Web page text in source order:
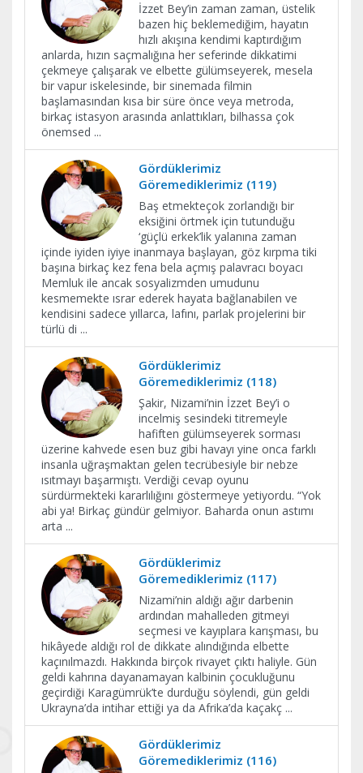
İzzet Bey’in zaman zaman, üstelik
bazen hiç beklemediğim, hayatın
hızlı akışına kendimi kaptırdığım
anlarda, hızın saçmalığına her seferinde dikkatimi
çekmeye çalışarak ve elbette gülümseyerek, mesela
bir vapur iskelesinde, bir sinemada filmin
başlamasından kısa bir süre önce veya metroda,
birkaç istasyon arasında anlattıkları, bilhassa çok
önemsed ...
Gördüklerimiz
Göremediklerimiz (119)
Baş etmekteçok zorlandığı bir
eksiğini örtmek için tutunduğu
‘güçlü erkek’lik yalanına zaman
içinde iyiden iyiye inanmaya başlayan, göz kırpma tiki
başına birkaç kez fena bela açmış palavracı boyacı
Memluk ile ancak sosyalizmden umudunu
kesmemekte ısrar ederek hayata bağlanabilen ve
kendisini sadece yıllarca, lafını, parlak projelerini bir
türlü di ...
Gördüklerimiz
Göremediklerimiz (118)
Şakir, Nizami’nin İzzet Bey’i o
incelmiş sesindeki titremeyle
hafiften gülümseyerek sorması
üzerine kahvede esen buz gibi havayı yine onca farklı
insanla uğraşmaktan gelen tecrübesiyle bir nebze
ısıtmayı başarmıştı. Verdiği cevap oyunu
sürdürmekteki kararlılığını göstermeye yetiyordu. “Yok
abi ya! Birkaç gündür gelmiyor. Baharda onun astımı
arta ...
Gördüklerimiz
Göremediklerimiz (117)
Nizami’nin aldığı ağır darbenin
ardından mahalleden gitmeyi
seçmesi ve kayıplara karışması, bu
hikâyede aldığı rol de dikkate alındığında elbette
kaçınılmazdı. Hakkında birçok rivayet çıktı haliyle. Gün
geldi kahrına dayanamayan kalbinin çocukluğunu
geçirdiği Karagümrük’te durduğu söylendi, gün geldi
Ukrayna’da intihar ettiği ya da Afrika’da kaçakç ...
Gördüklerimiz
Göremediklerimiz (116)